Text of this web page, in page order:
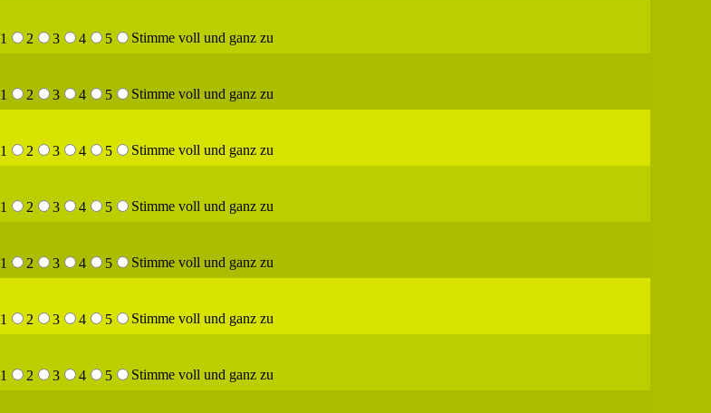
1 2 3 4 5
Stimme voll und ganz zu
1 2 3 4 5
Stimme voll und ganz zu
1 2 3 4 5
Stimme voll und ganz zu
1 2 3 4 5
Stimme voll und ganz zu
1 2 3 4 5
Stimme voll und ganz zu
1 2 3 4 5
Stimme voll und ganz zu
1 2 3 4 5
Stimme voll und ganz zu